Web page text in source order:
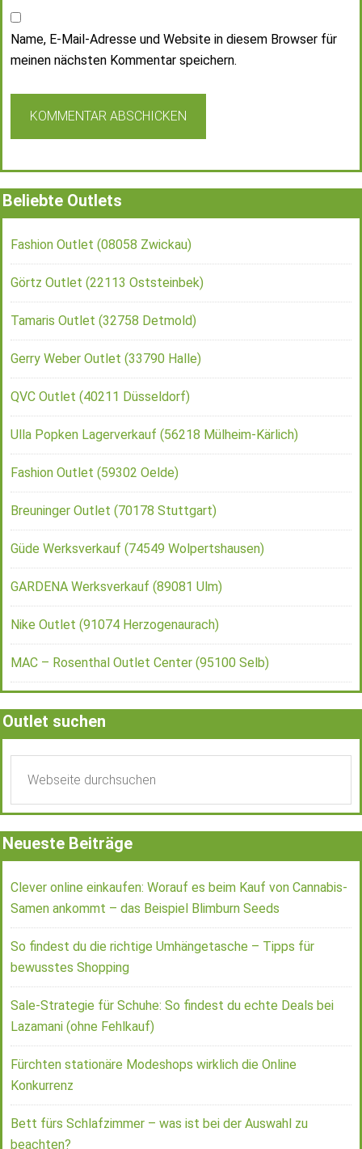
Name, E-Mail-Adresse und Website in diesem Browser für
meinen nächsten Kommentar speichern.
Beliebte Outlets
Fashion Outlet (08058 Zwickau)
Görtz Outlet (22113 Oststeinbek)
Tamaris Outlet (32758 Detmold)
Gerry Weber Outlet (33790 Halle)
QVC Outlet (40211 Düsseldorf)
Ulla Popken Lagerverkauf (56218 Mülheim-Kärlich)
Fashion Outlet (59302 Oelde)
Breuninger Outlet (70178 Stuttgart)
Güde Werksverkauf (74549 Wolpertshausen)
GARDENA Werksverkauf (89081 Ulm)
Nike Outlet (91074 Herzogenaurach)
MAC – Rosenthal Outlet Center (95100 Selb)
Outlet suchen
Neueste Beiträge
Clever online einkaufen: Worauf es beim Kauf von Cannabis-
Samen ankommt – das Beispiel Blimburn Seeds
So findest du die richtige Umhängetasche – Tipps für
bewusstes Shopping
Sale-Strategie für Schuhe: So findest du echte Deals bei
Lazamani (ohne Fehlkauf)
Fürchten stationäre Modeshops wirklich die Online
Konkurrenz
Bett fürs Schlafzimmer – was ist bei der Auswahl zu
beachten?